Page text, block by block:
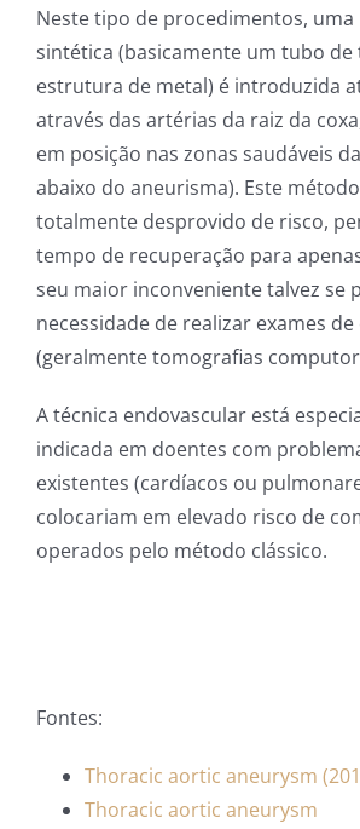
Neste tipo de procedimentos,
sintética (basicamente um tubo de
estrutura de metal) é introduzida
através das artérias da raiz da
em posição nas zonas saudáveis
abaixo do aneurisma). Este
totalmente desprovido de risco,
tempo de recuperação para
seu maior inconveniente talvez se
necessidade de realizar exames
(geralmente tomografias
A técnica endovascular está
indicada em doentes com
existentes (cardíacos ou
colocariam em elevado risco de
operados pelo método clássico.
Fontes:
Thoracic aortic aneurysm
Thoracic aortic aneurysm